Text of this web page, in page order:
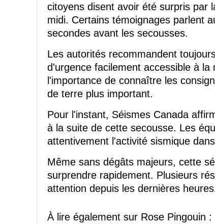
citoyens disent avoir été surpris par
midi. Certains témoignages parlent
secondes avant les secousses.
Les autorités recommandent
d'urgence facilement accessible à
l'importance de connaître les
de terre plus important.
Pour l'instant, Séismes Canada
à la suite de cette secousse. Les
attentivement l'activité sismique
Même sans dégâts majeurs, cette
surprendre rapidement. Plusieurs
attention depuis les dernières
À lire également sur Rose Pingouin :